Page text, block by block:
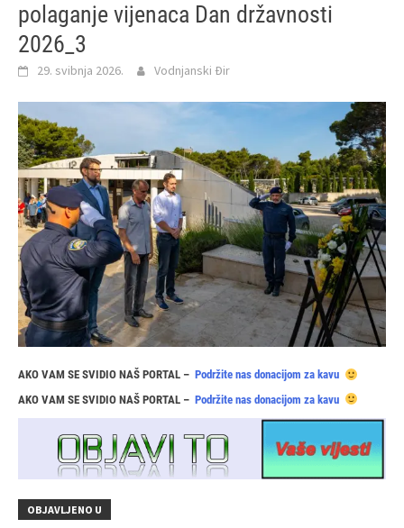
polaganje vijenaca Dan državnosti
2026_3
29. svibnja 2026. Vodnjanski Đir
AKO VAM SE SVIDIO NAŠ PORTAL – Podržite nas donacijom za kavu
AKO VAM SE SVIDIO NAŠ PORTAL – Podržite nas donacijom za kavu
OBJAVLJENO U